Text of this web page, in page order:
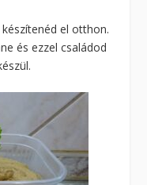
el otthon.
és ezzel családod